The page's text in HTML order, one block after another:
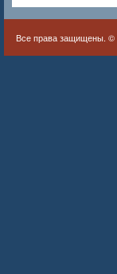
Все права защищены. ©